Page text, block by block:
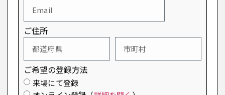
ご住所
ご希望の登録方法
来場にて登録